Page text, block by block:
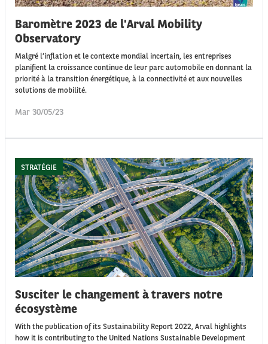
Baromètre 2023 de l'Arval Mobility
Observatory
Malgré l’inflation et le contexte mondial incertain, les entreprises
planifient la croissance continue de leur parc automobile en donnant la
priorité à la transition énergétique, à la connectivité et aux nouvelles
solutions de mobilité.
Mar 30/05/23
STRATÉGIE
Susciter le changement à travers notre
écosystème
With the publication of its Sustainability Report 2022, Arval highlights
how it is contributing to the United Nations Sustainable Development